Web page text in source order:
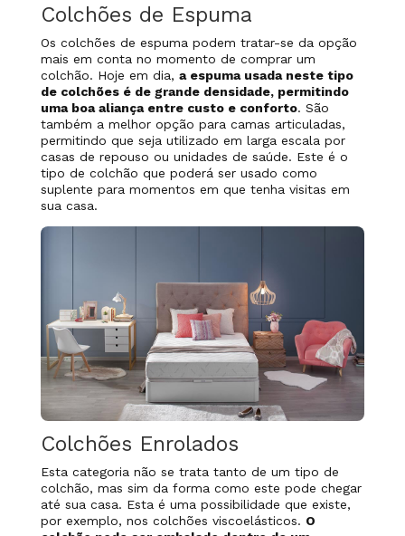
Colchões de Espuma
Os colchões de espuma podem tratar-se da opção
mais em conta no momento de comprar um
colchão. Hoje em dia, a espuma usada neste tipo
de colchões é de grande densidade, permitindo
uma boa aliança entre custo e conforto. São
também a melhor opção para camas articuladas,
permitindo que seja utilizado em larga escala por
casas de repouso ou unidades de saúde. Este é o
tipo de colchão que poderá ser usado como
suplente para momentos em que tenha visitas em
sua casa.
Colchões Enrolados
Esta categoria não se trata tanto de um tipo de
colchão, mas sim da forma como este pode chegar
até sua casa. Esta é uma possibilidade que existe,
por exemplo, nos colchões viscoelásticos. O